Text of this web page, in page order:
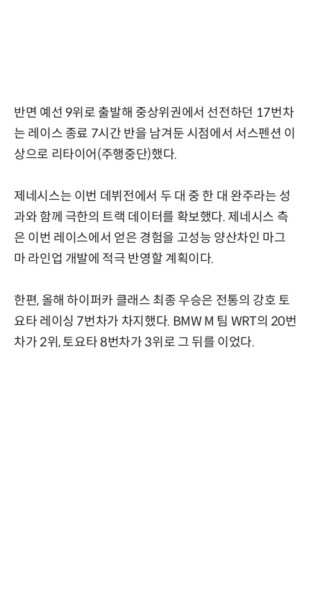
반면 예선 9위로 출발해 중상위권에서 선전하던 17번차
는 레이스 종료 7시간 반을 남겨둔 시점에서 서스펜션 이
상으로 리타이어(주행중단)했다.
제네시스는 이번 데뷔전에서 두 대 중 한 대 완주라는 성
과와 함께 극한의 트랙 데이터를 확보했다. 제네시스 측
은 이번 레이스에서 얻은 경험을 고성능 양산차인 마그
마 라인업 개발에 적극 반영할 계획이다.
한편, 올해 하이퍼카 클래스 최종 우승은 전통의 강호 토
요타 레이싱 7번차가 차지했다. BMW M 팀 WRT의 20번
차가 2위, 토요타 8번차가 3위로 그 뒤를 이었다.